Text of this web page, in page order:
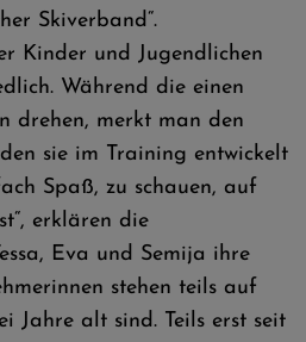
Skiverband“.
Kinder und Jugendlichen
Während die einen
drehen, merkt man den
sie im Training entwickelt
Spaß, zu schauen, auf
erklären die
Eva und Semija ihre
stehen teils auf
Jahre alt sind. Teils erst seit